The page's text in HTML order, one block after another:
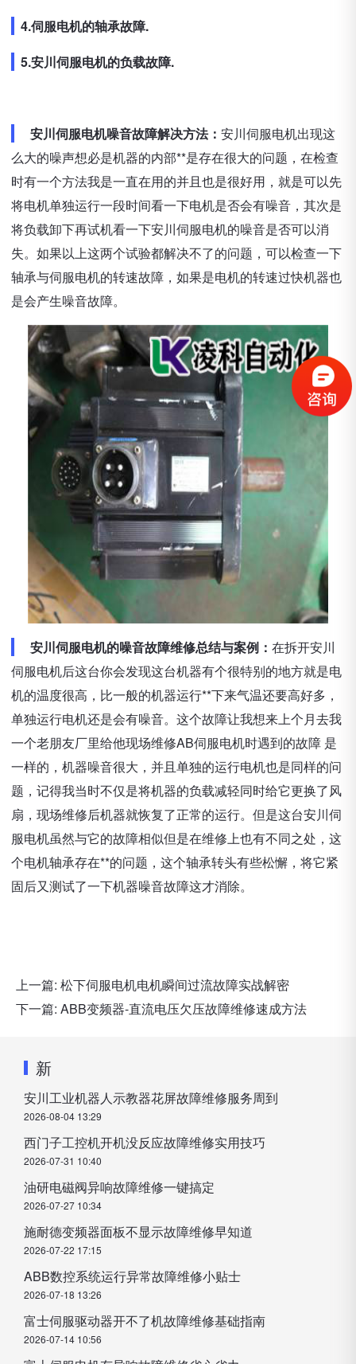
4.伺服电机的轴承故障.
5.安川伺服电机的负载故障.
安川伺服电机噪音故障解决方法： 安川伺服电机出现这
么大的噪声想必是机器的内部**是存在很大的问题，在检查
时有一个方法我是一直在用的并且也是很好用，就是可以先
将电机单独运行一段时间看一下电机是否会有噪音，其次是
将负载卸下再试机看一下安川伺服电机的噪音是否可以消
失。如果以上这两个试验都解决不了的问题，可以检查一下
轴承与伺服电机的转速故障，如果是电机的转速过快机器也
是会产生噪音故障。
安川伺服电机的噪音故障维修总结与案例： 在拆开安川
伺服电机后这台你会发现这台机器有个很特别的地方就是电
机的温度很高，比一般的机器运行**下来气温还要高好多，
单独运行电机还是会有噪音。这个故障让我想来上个月去我
一个老朋友厂里给他现场维修AB伺服电机时遇到的故障 是
一样的，机器噪音很大，并且单独的运行电机也是同样的问
题，记得我当时不仅是将机器的负载减轻同时给它更换了风
扇，现场维修后机器就恢复了正常的运行。但是这台安川伺
服电机虽然与它的故障相似但是在维修上也有不同之处，这
个电机轴承存在**的问题，这个轴承转头有些松懈，将它紧
固后又测试了一下机器噪音故障这才消除。
上一篇: 松下伺服电机电机瞬间过流故障实战解密
下一篇: ABB变频器-直流电压欠压故障维修速成方法
新
安川工业机器人示教器花屏故障维修服务周到
2026-08-04 13:29
西门子工控机开机没反应故障维修实用技巧
2026-07-31 10:40
油研电磁阀异响故障维修一键搞定
2026-07-27 10:34
施耐德变频器面板不显示故障维修早知道
2026-07-22 17:15
ABB数控系统运行异常故障维修小贴士
2026-07-18 13:26
富士伺服驱动器开不了机故障维修基础指南
2026-07-14 10:56